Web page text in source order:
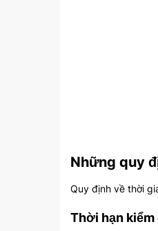
Những quy
Quy định về thời
Thời hạn